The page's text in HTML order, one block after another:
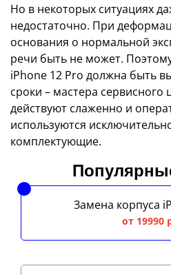
Но в некоторых ситуациях
недостаточно. При
основания о нормальной
речи быть не может.
iPhone 12 Pro должна быть
сроки – мастера сервисного
действуют слаженно и
используются
комплектующие.
Замена корпуса
от 19990